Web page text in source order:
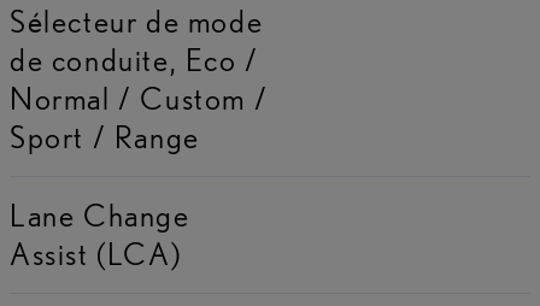
Sélecteur de mode
de conduite, Eco /
Normal / Custom /
Sport / Range
Lane Change
Assist (LCA)